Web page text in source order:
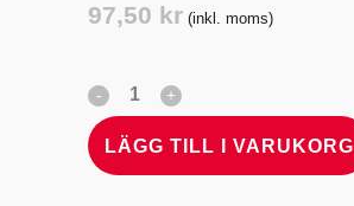
97,50 kr (inkl. moms)
LÄGG TILL I VARUKORG